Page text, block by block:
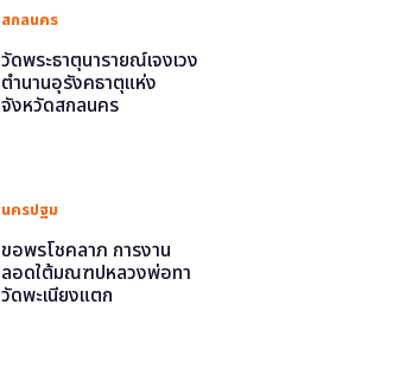
สกลนคร
วัดพระธาตุนารายณ์เจงเวง
ตำนานอุรังคธาตุแห่ง
จังหวัดสกลนคร
นครปฐม
ขอพรโชคลาภ การงาน
ลอดใต้มณฑปหลวงพ่อทา
วัดพะเนียงแตก